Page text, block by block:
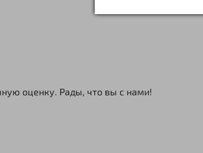
оценку. Рады, что вы с нами!